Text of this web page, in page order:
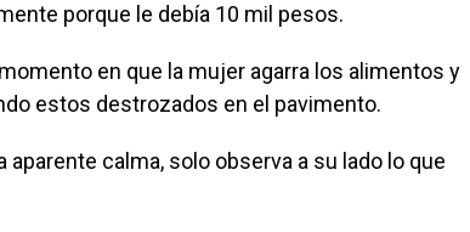
porque le debía 10 mil pesos.
en que la mujer agarra los alimentos y
estos destrozados en el pavimento.
aparente calma, solo observa a su lado lo que